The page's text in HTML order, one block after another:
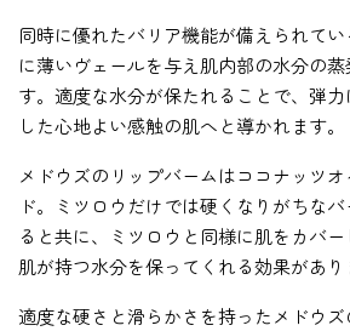
同時に優れたバリア機能が備えられてい
に薄いヴェールを与え肌内部の水分の
す。 適度な水分が保たれることで、 弾力
した心地よい感触の肌へと導かれます。
メドウズのリップバームはココナッツ
ド。ミツロウだけでは硬くなりがちな
ると共に、ミツロウと同様に肌をカバ
肌が持つ水分を保ってくれる効果があり
適度な硬さと滑らかさを持ったメドウズ